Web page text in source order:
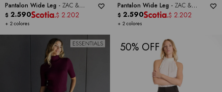
Pantalon Wide Leg - ZAC &
RACHEL
+ 2 colores
$ 2.590 $ 2.202
Pantalon Wide Leg - ZAC &
RACHEL
+ 2 colores
$ 2.590 $ 2.202
50